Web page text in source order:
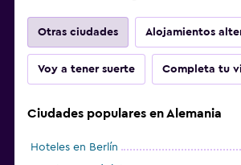
Otras ciudades Alojamientos
Voy a tener suerte Completa tu
Ciudades populares en Alemania
Hoteles en Berlín